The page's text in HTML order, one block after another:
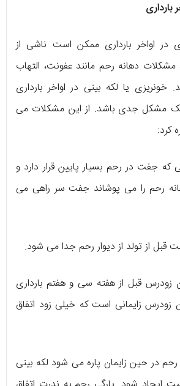
بارداری
در اواخر بارداری ممکن است ناشی از
دهانه رحم مانند عفونت، التهاب
خونریزی یا لکه بینی در اواخر بارداری
مشکل جدی باشد. از این مشکلات می
کرد:
که جفت در رحم بسیار پایین قرار دارد و
رحم را می پوشاند جفت سر راهی می
قبل از تولد از دیوار رحم جدا می شود.
زودرس قبل از هفته سی و هفتم بارداری
زودرس زایمانی است که خیلی زود اتفاق
رحم در حین زایمان پاره می شود لکه بینی